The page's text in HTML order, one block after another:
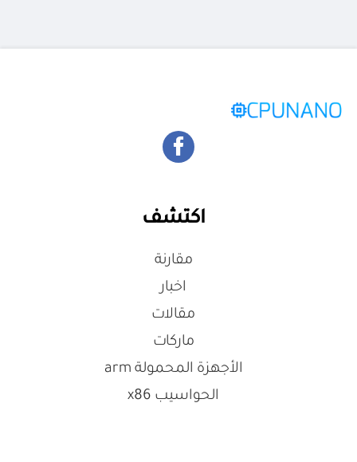
اكتشف
مقارنة
اخبار
مقالات
ماركات
الأجهزة المحمولة arm
الحواسيب x86